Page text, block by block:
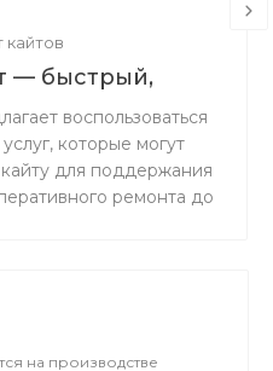
кайтов
— быстрый,
с душой.
воспользоваться
которые могут
для поддержания
ремонта до
на производстве